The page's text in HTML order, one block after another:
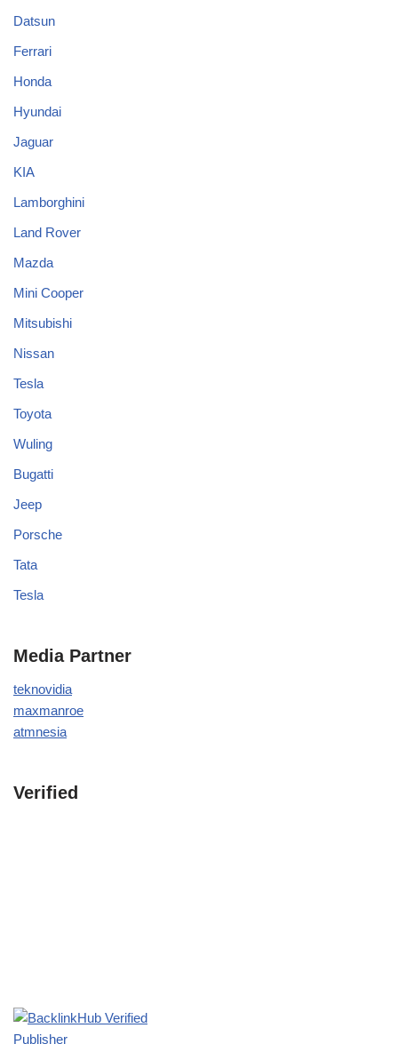
Datsun
Ferrari
Honda
Hyundai
Jaguar
KIA
Lamborghini
Land Rover
Mazda
Mini Cooper
Mitsubishi
Nissan
Tesla
Toyota
Wuling
Bugatti
Jeep
Porsche
Tata
Tesla
Media Partner
teknovidia
maxmanroe
atmnesia
Verified